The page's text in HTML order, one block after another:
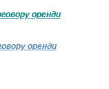
оренди
оренди